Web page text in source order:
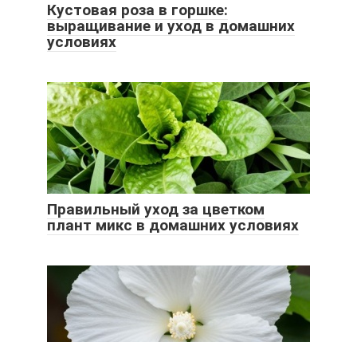
Кустовая роза в горшке:
выращивание и уход в домашних
условиях
Правильный уход за цветком
плант микс в домашних условиях